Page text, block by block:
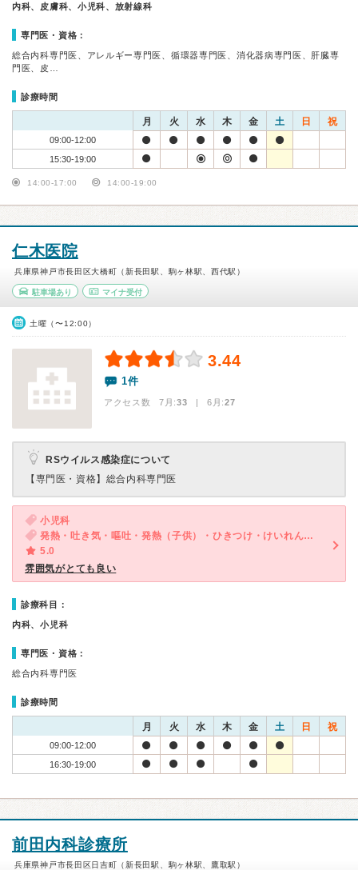
内科、皮膚科、小児科、放射線科
専門医・資格：
総合内科専門医、アレルギー専門医、循環器専門医、消化器病専門医、肝臓専
門医、皮…
診療時間
月 火 水 木 金 土 日 祝
09:00-12:00
15:30-19:00
14:00-17:00 14:00-19:00
仁木医院
兵庫県神戸市長田区大橋町（新長田駅、駒ヶ林駅、西代駅）
駐車場あり マイナ受付
土曜（〜12:00）
3.44
1件
アクセス数 7月:33 | 6月:27
RSウイルス感染症について
【専門医・資格】 総合内科専門医
小児科
発熱・吐き気・嘔吐・発熱（子供）・ひきつけ・けいれん（子供）・腹痛・吐き気・嘔吐（子供）・発疹（子供）・咳・呼吸困難（子供）・下痢（子供）
5.0
雰囲気がとても良い
診療科目：
内科、小児科
専門医・資格：
総合内科専門医
診療時間
月 火 水 木 金 土 日 祝
09:00-12:00
16:30-19:00
前田内科診療所
兵庫県神戸市長田区日吉町（新長田駅、駒ヶ林駅、鷹取駅）